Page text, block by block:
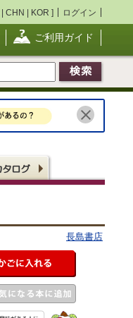
| CHN | KOR ] ログイン
ご利用ガイド
長島書店